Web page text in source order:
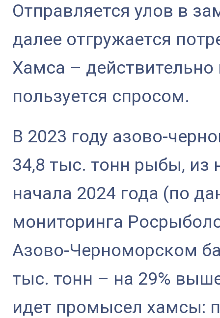
Отправляется улов в
далее отгружается
Хамса –
пользуется спросом.
В 2023 году азово-
34,8 тыс. тонн рыбы, из
начала 2024 года (по
мониторинга
Азово-Черноморском
тыс. тонн – на 29%
идет промысел хамсы: